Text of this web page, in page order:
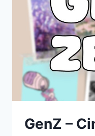
GenZ –